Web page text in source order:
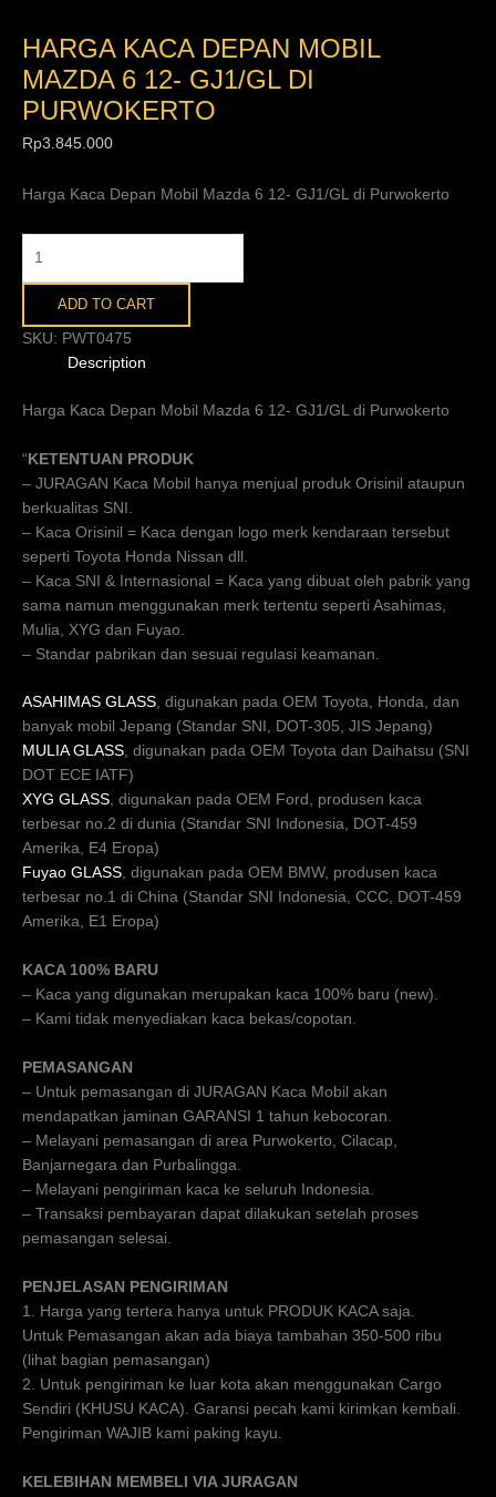
HARGA KACA DEPAN MOBIL
MAZDA 6 12- GJ1/GL DI
PURWOKERTO
Rp3.845.000
Harga Kaca Depan Mobil Mazda 6 12- GJ1/GL di Purwokerto
ADD TO CART
SKU: PWT0475
Description
Harga Kaca Depan Mobil Mazda 6 12- GJ1/GL di Purwokerto
“KETENTUAN PRODUK
– JURAGAN Kaca Mobil hanya menjual produk Orisinil ataupun
berkualitas SNI.
– Kaca Orisinil = Kaca dengan logo merk kendaraan tersebut
seperti Toyota Honda Nissan dll.
– Kaca SNI & Internasional = Kaca yang dibuat oleh pabrik yang
sama namun menggunakan merk tertentu seperti Asahimas,
Mulia, XYG dan Fuyao.
– Standar pabrikan dan sesuai regulasi keamanan.
ASAHIMAS GLASS, digunakan pada OEM Toyota, Honda, dan
banyak mobil Jepang (Standar SNI, DOT-305, JIS Jepang)
MULIA GLASS, digunakan pada OEM Toyota dan Daihatsu (SNI
DOT ECE IATF)
XYG GLASS, digunakan pada OEM Ford, produsen kaca
terbesar no.2 di dunia (Standar SNI Indonesia, DOT-459
Amerika, E4 Eropa)
Fuyao GLASS, digunakan pada OEM BMW, produsen kaca
terbesar no.1 di China (Standar SNI Indonesia, CCC, DOT-459
Amerika, E1 Eropa)
KACA 100% BARU
– Kaca yang digunakan merupakan kaca 100% baru (new).
– Kami tidak menyediakan kaca bekas/copotan.
PEMASANGAN
– Untuk pemasangan di JURAGAN Kaca Mobil akan
mendapatkan jaminan GARANSI 1 tahun kebocoran.
– Melayani pemasangan di area Purwokerto, Cilacap,
Banjarnegara dan Purbalingga.
– Melayani pengiriman kaca ke seluruh Indonesia.
– Transaksi pembayaran dapat dilakukan setelah proses
pemasangan selesai.
PENJELASAN PENGIRIMAN
1. Harga yang tertera hanya untuk PRODUK KACA saja.
Untuk Pemasangan akan ada biaya tambahan 350-500 ribu
(lihat bagian pemasangan)
2. Untuk pengiriman ke luar kota akan menggunakan Cargo
Sendiri (KHUSU KACA). Garansi pecah kami kirimkan kembali.
Pengiriman WAJIB kami paking kayu.
KELEBIHAN MEMBELI VIA JURAGAN